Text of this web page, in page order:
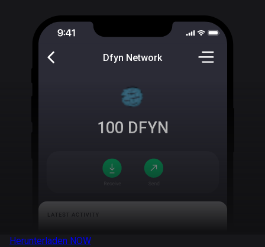
Dfyn Network
100 DFYN
Herunterladen NOW